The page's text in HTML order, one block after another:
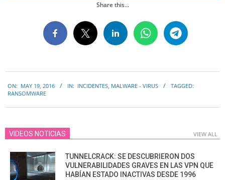
Share this...
05-
ON: MAY 19, 2016 IN: INCIDENTES, MALWARE - VIRUS
TAGGED:
RANSOMWARE
VIDEOS NOTICIAS VIEW ALL
TUNNELCRACK: SE DESCUBRIERON DOS
VULNERABILIDADES GRAVES EN LAS VPN QUE
HABÍAN ESTADO INACTIVAS DESDE 1996